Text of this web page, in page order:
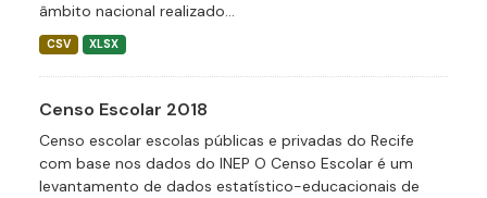
âmbito nacional realizado...
CSV XLSX
Censo Escolar 2018
Censo escolar escolas públicas e privadas do Recife
com base nos dados do INEP O Censo Escolar é um
levantamento de dados estatístico-educacionais de